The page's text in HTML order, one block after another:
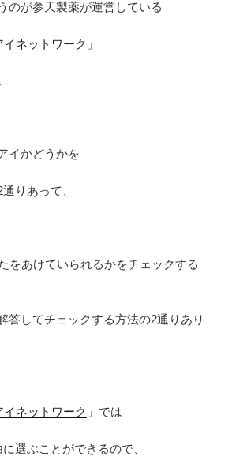
のが参天製薬が運営している
ネットワーク 」
イかどうかを
りあって、
をあけていられるかをチェックする
答してチェックする方法の2通りあり
ネットワーク 」では
選ぶことができるので、